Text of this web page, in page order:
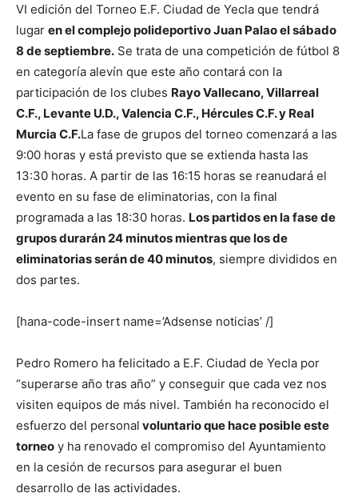
VI edición del Torneo E.F. Ciudad de Yecla que tendrá
lugar en el complejo polideportivo Juan Palao el sábado
8 de septiembre. Se trata de una competición de fútbol 8
en categoría alevín que este año contará con la
participación de los clubes Rayo Vallecano, Villarreal
C.F., Levante U.D., Valencia C.F., Hércules C.F. y Real
Murcia C.F.La fase de grupos del torneo comenzará a las
9:00 horas y está previsto que se extienda hasta las
13:30 horas. A partir de las 16:15 horas se reanudará el
evento en su fase de eliminatorias, con la final
programada a las 18:30 horas. Los partidos en la fase de
grupos durarán 24 minutos mientras que los de
eliminatorias serán de 40 minutos, siempre divididos en
dos partes.
[hana-code-insert name=’Adsense noticias’ /]
Pedro Romero ha felicitado a E.F. Ciudad de Yecla por
“superarse año tras año” y conseguir que cada vez nos
visiten equipos de más nivel. También ha reconocido el
esfuerzo del personal voluntario que hace posible este
torneo y ha renovado el compromiso del Ayuntamiento
en la cesión de recursos para asegurar el buen
desarrollo de las actividades.